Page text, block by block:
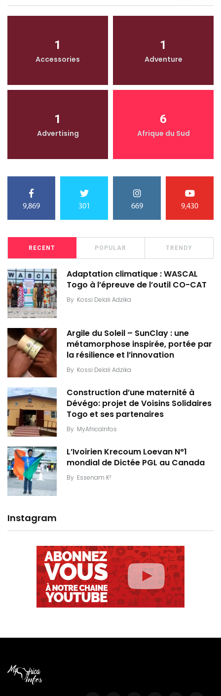
1
Accessories
1
Adventure
1
Advertising
6
Afrique du Sud
9,869 301 669 9,430
RECENT POPULAR TRENDY
Adaptation climatique : WASCAL
Togo à l’épreuve de l’outil CO-CAT
By Kossi Delali Adzika
Argile du Soleil – SunClay : une
métamorphose inspirée, portée par
la résilience et l’innovation
By Kossi Delali Adzika
Construction d’une maternité à
Dévégo: projet de Voisins Solidaires
Togo et ses partenaires
By MyAfricaInfos
L’Ivoirien Krecoum Loevan N°1
mondial de Dictée PGL au Canada
By Essenam K²
Instagram